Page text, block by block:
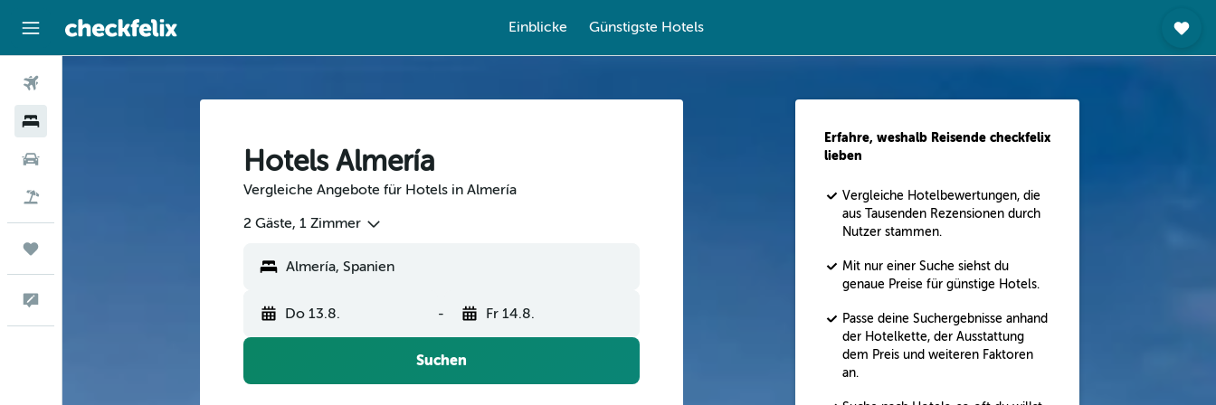
Einblicke Günstigste Hotels
Hotels Almería
Vergleiche Angebote für Hotels in Almería
2 Gäste, 1 Zimmer
Do 13.8. - Fr 14.8.
Suchen
Erfahre, weshalb Reisende checkfelix
lieben
Vergleiche Hotelbewertungen, die
aus Tausenden Rezensionen durch
Nutzer stammen.
Mit nur einer Suche siehst du
genaue Preise für günstige Hotels.
Passe deine Suchergebnisse anhand
der Hotelkette, der Ausstattung
dem Preis und weiteren Faktoren
an.